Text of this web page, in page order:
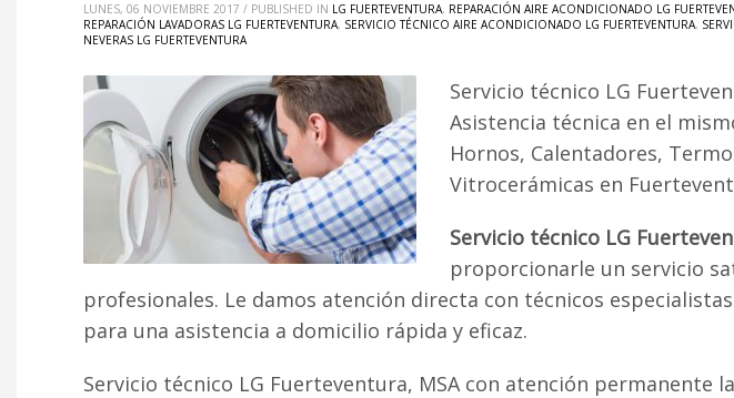
LUNES, 06 NOVIEMBRE 2017 / PUBLISHED IN LG FUERTEVENTURA, REPARACIÓN AIRE ACONDICIONADO LG
REPARACIÓN LAVADORAS LG FUERTEVENTURA, SERVICIO TÉCNICO AIRE ACONDICIONADO LG FUERTEVENTURA,
NEVERAS LG FUERTEVENTURA
Servicio técnico LG
Asistencia técnica en el
Hornos, Calentadores,
Vitrocerámicas en
Servicio técnico LG
proporcionarle un servicio
profesionales. Le damos atención directa con técnicos
para una asistencia a domicilio rápida y eficaz.
Servicio técnico LG Fuerteventura, MSA con atención permanente